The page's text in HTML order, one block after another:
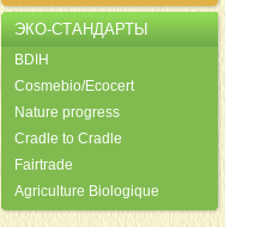
ЭКО-СТАНДАРТЫ
BDIH
Cosmebio/Ecocert
Nature progress
Cradle to Cradle
Fairtrade
Agriculture Biologique